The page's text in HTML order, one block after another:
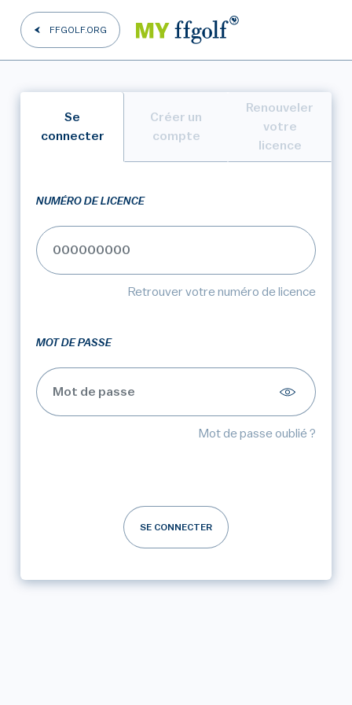
FFGOLF.ORG
Se
connecter
Créer un
compte
Renouveler
votre
licence
NUMÉRO DE LICENCE
Retrouver votre numéro de licence
MOT DE PASSE
Mot de passe oublié ?
SE CONNECTER